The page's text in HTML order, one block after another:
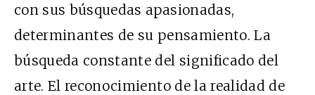
con sus búsquedas apasionadas,
determinantes de su pensamiento. La
búsqueda constante del significado del
arte. El reconocimiento de la realidad de